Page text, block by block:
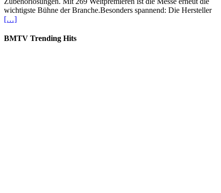
wichtigste Bühne der Branche.Besonders spannend: Die Hersteller
[…]
BMTV Trending Hits